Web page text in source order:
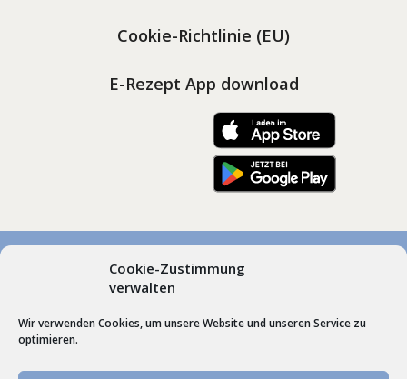
Cookie-Zustimmung
verwalten
Wir verwenden Cookies, um unsere Website und unseren Service zu
optimieren.
Cookie-Richtlinie (EU)
E-Rezept App download
© Marienapotheken Heimenkirch und Scheidegg, Dr.
Webdesign bySchrift + Bild GmbHLindenberg im